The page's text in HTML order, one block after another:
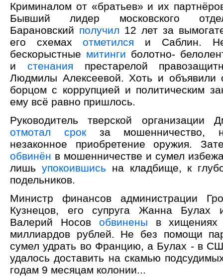
Криминалом от «братьев» и их
Бывший лидер московского
Барановский получил 12 лет за
его схемахотметился и Саблин.
бескорыстные митинги болотно-
и стенания престарелой
Людмилы Алексеевой. Хоть и объявили
борцом с коррупцией и политическим
ему всё равно пришлось.
Руководитель тверской организации
отмотал срокза мошенничество,
незаконное приобретение оружия.
обвинён в мошенничестве и сумел
лишь упокоившись на кладбище, к
подельников.
Министр финансов администрации
Кузнецов, его супруга Жанна Булах
Валерий Носов обвинены в хищениях
миллиардов рублей. Не без помощи
сумел удрать во Францию, а Булах - в
удалось доставить на скамью
годам 9 месяцам колонии...